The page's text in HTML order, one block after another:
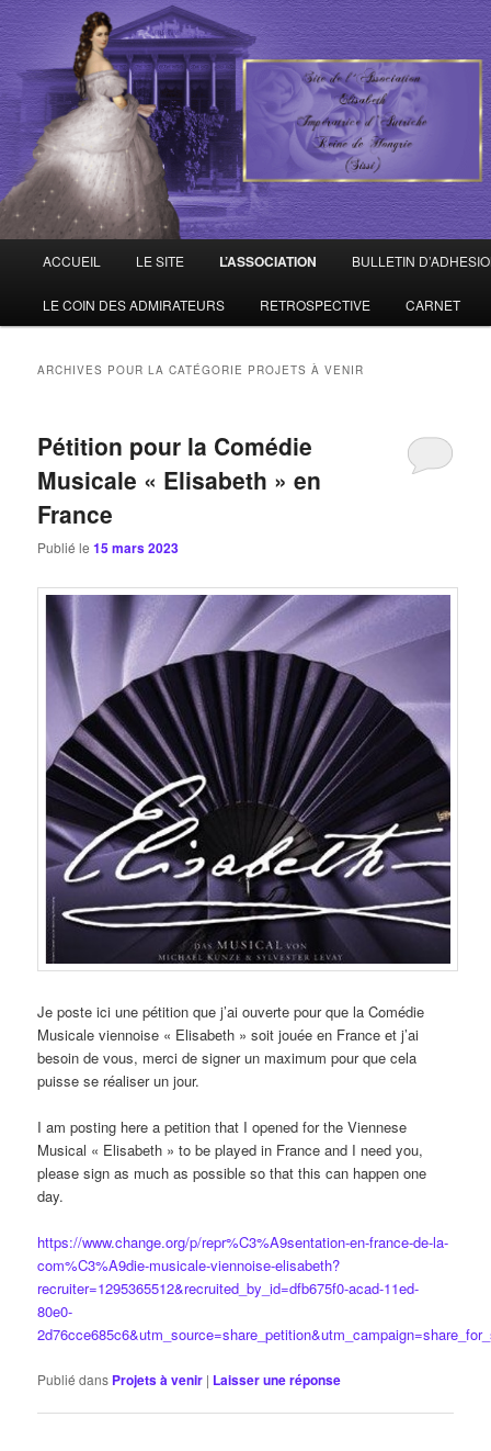
ELISABETH D'AUTRICHE –
HONGRIE
Site de l'Association Elisabeth Impératrice d'Autriche – Reine de Hongrie
Aller au contenu principal
Aller au contenu secondaire
ACCUEIL LE SITE L’ASSOCIATION BULLETIN
LE COIN DES ADMIRATEURS RETROSPECTIVE CARNET
ARCHIVES POUR LA CATÉGORIE PROJETS À VENIR
Pétition pour la Comédie
Musicale « Elisabeth » en
France
Publié le15 mars 2023
Je poste ici une pétition que j’ai ouverte pour que la Comédie
Musicale viennoise « Elisabeth » soit jouée en France et j’ai
besoin de vous, merci de signer un maximum pour que cela
puisse se réaliser un jour.
I am posting here a petition that I opened for the Viennese
Musical « Elisabeth » to be played in France and I need you,
please sign as much as possible so that this can happen one
day.
https://www.change.org/p/repr%C3%A9sentation-en-france-de-la-
com%C3%A9die-musicale-viennoise-elisabeth?
recruiter=1295365512&recruited_by_id=dfb675f0-acad-11ed-
80e0-
Publié dans Projets à venir | Laisser une réponse